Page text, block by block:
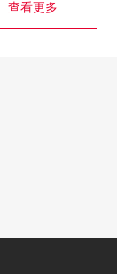
查看更多